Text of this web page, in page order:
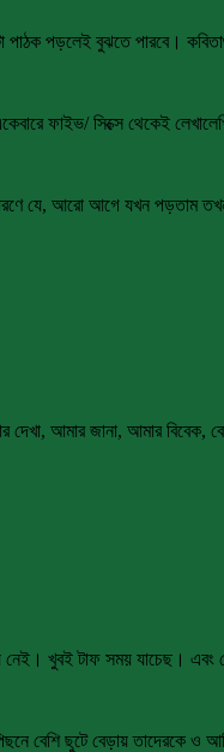
পড়লেই বুঝতে পারবে।
ফাইভ/ সিক্সে থেকেই
যে, আরো আগে যখন পড়তাম
আমার জানা, আমার বিবেক,
খুবই টাফ সময় যাচেছ। এবং
বেশি ছুটে বেড়ায় তাদেরকে ও